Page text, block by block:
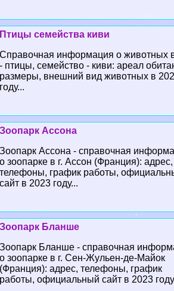
Птицы семейства киви
Справочная информация о животных
- птицы, семейство - киви: ареал
размеры, внешний вид животных в
году...
Зоопарк Ассона
Зоопарк Ассона - справочная
о зоопарке в г. Ассон (Франция): адрес,
телефоны, график работы,
сайт в 2023 году...
Зоопарк Бланше
Зоопарк Бланше - справочная
о зоопарке в г. Сен-Жульен-де-Майок
(Франция): адрес, телефоны, график
работы, официальный сайт в 2023